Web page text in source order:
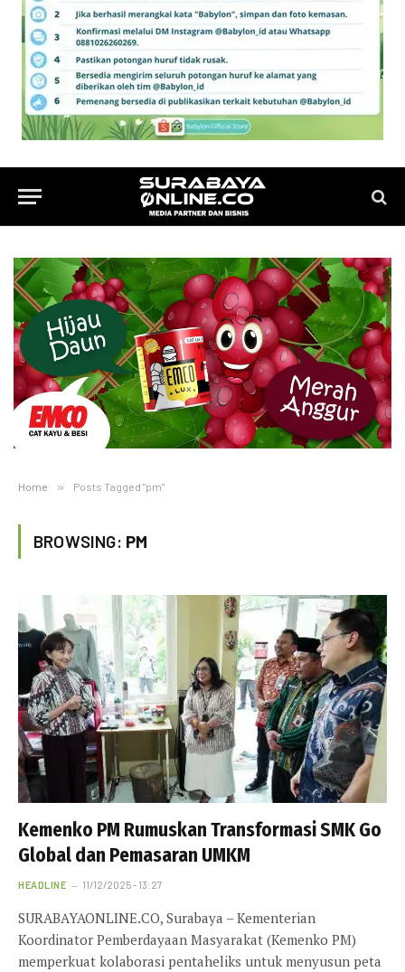
Home » Posts Tagged "pm"
BROWSING: PM
Kemenko PM Rumuskan Transformasi SMK Go
Global dan Pemasaran UMKM
HEADLINE 11/12/2025 - 13:27
SURABAYAONLINE.CO, Surabaya – Kementerian
Koordinator Pemberdayaan Masyarakat (Kemenko PM)
memperkuat kolaborasi pentaheliks untuk menyusun peta